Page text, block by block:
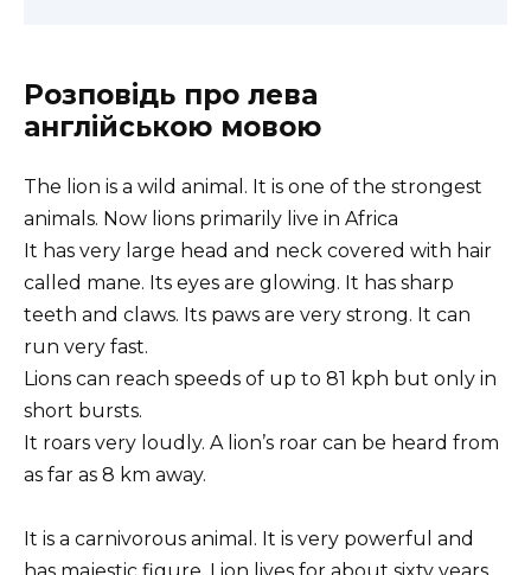
Розповідь про лева
англійською мовою
The lion is a wild animal. It is one of the strongest
animals. Now lions primarily live in Africa
It has very large head and neck covered with hair
called mane. Its eyes are glowing. It has sharp
teeth and claws. Its paws are very strong. It can
run very fast.
Lions can reach speeds of up to 81 kph but only in
short bursts.
It roars very loudly. A lion’s roar can be heard from
as far as 8 km away.
It is a carnivorous animal. It is very powerful and